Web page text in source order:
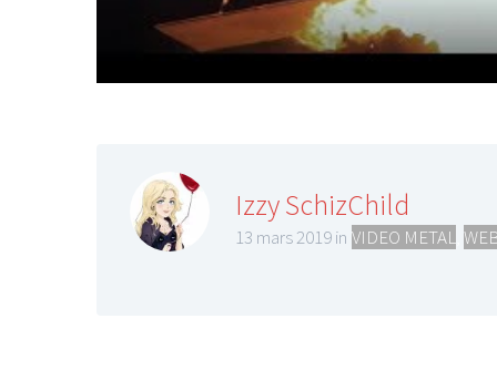
Izzy SchizChild
13 mars 2019 in VIDEO METAL